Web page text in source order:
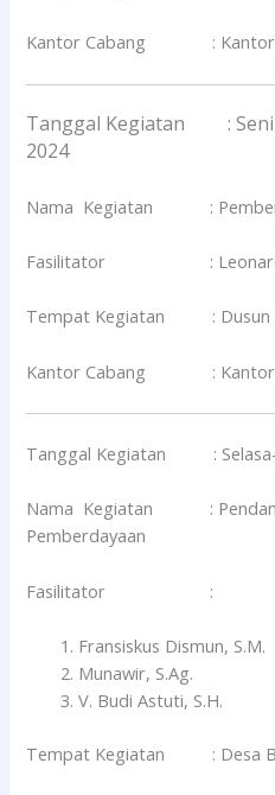
Kantor Cabang : Kantor
Tanggal Kegiatan :
2024
Nama Kegiatan :
Fasilitator : Leonard
Tempat Kegiatan : Dusun
Kantor Cabang : Kantor
Tanggal Kegiatan : Selasa-
Nama Kegiatan :
Pemberdayaan
Fasilitator :
Fransiskus Dismun, S.M.
Munawir, S.Ag.
V. Budi Astuti, S.H.
Tempat Kegiatan : Desa